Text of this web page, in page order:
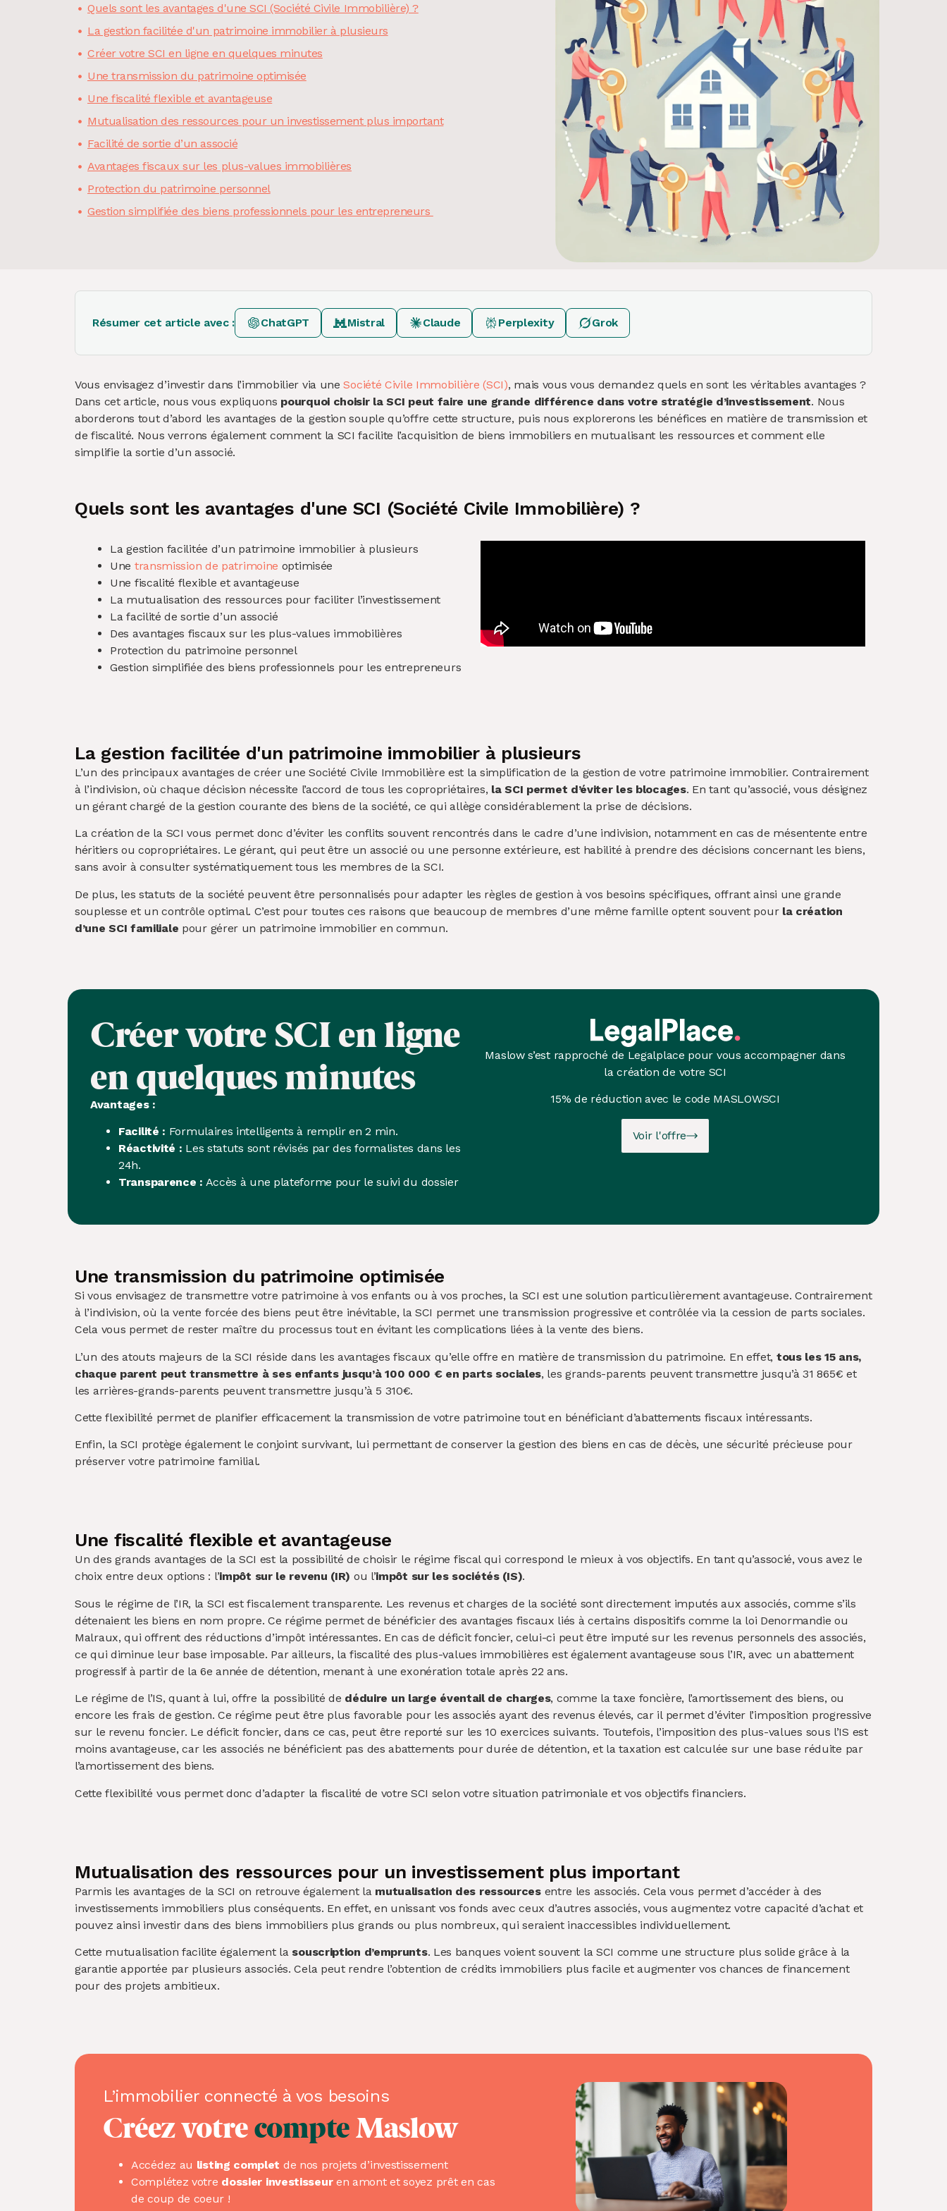
Quels sont les avantages d'une SCI (Société Civile Immobilière) ?
La gestion facilitée d'un patrimoine immobilier à plusieurs
Créer votre SCI en ligne en quelques minutes
Une transmission du patrimoine optimisée
Une fiscalité flexible et avantageuse
Mutualisation des ressources pour un investissement plus important
Facilité de sortie d’un associé
Avantages fiscaux sur les plus-values immobilières
Protection du patrimoine personnel
Gestion simplifiée des biens professionnels pour les entrepreneurs
Résumer cet article avec : ChatGPT Mistral Claude Perplexity Grok
Vous envisagez d’investir dans l’immobilier via uneSociété Civile Immobilière (SCI), mais vous vous demandez quels en sont les véritables avantages ?
Dans cet article, nous vous expliquons pourquoi choisir la SCI peut faire une grande différence dans votre stratégie d’investissement. Nous
aborderons tout d’abord les avantages de la gestion souple qu’offre cette structure, puis nous explorerons les bénéfices en matière de transmission et
de fiscalité. Nous verrons également comment la SCI facilite l’acquisition de biens immobiliers en mutualisant les ressources et comment elle
simplifie la sortie d’un associé.
Quels sont les avantages d'une SCI (Société Civile Immobilière) ?
La gestion facilitée d’un patrimoine immobilier à plusieurs
Une transmission de patrimoine optimisée
Une fiscalité flexible et avantageuse
La mutualisation des ressources pour faciliter l’investissement
La facilité de sortie d’un associé
Des avantages fiscaux sur les plus-values immobilières
Protection du patrimoine personnel
Gestion simplifiée des biens professionnels pour les entrepreneurs
La gestion facilitée d'un patrimoine immobilier à plusieurs
L’un des principaux avantages de créer une Société Civile Immobilière est la simplification de la gestion de votre patrimoine immobilier. Contrairement
à l’indivision, où chaque décision nécessite l’accord de tous les copropriétaires, la SCI permet d’éviter les blocages. En tant qu’associé, vous désignez
un gérant chargé de la gestion courante des biens de la société, ce qui allège considérablement la prise de décisions.
La création de la SCI vous permet donc d’éviter les conflits souvent rencontrés dans le cadre d’une indivision, notamment en cas de mésentente entre
héritiers ou copropriétaires. Le gérant, qui peut être un associé ou une personne extérieure, est habilité à prendre des décisions concernant les biens,
sans avoir à consulter systématiquement tous les membres de la SCI.
De plus, les statuts de la société peuvent être personnalisés pour adapter les règles de gestion à vos besoins spécifiques, offrant ainsi une grande
souplesse et un contrôle optimal. C’est pour toutes ces raisons que beaucoup de membres d’une même famille optent souvent pour la création
d’une SCI familiale pour gérer un patrimoine immobilier en commun.
Créer votre SCIen ligne
en quelques minutes
Avantages :
Facilité : Formulaires intelligents à remplir en 2 min.
Réactivité : Les statuts sont révisés par des formalistes dans les
24h.
Transparence : Accès à une plateforme pour le suivi du dossier
Maslow s’est rapproché de Legalplace pour vous accompagner dans
la création de votre SCI
15% de réduction avec le code MASLOWSCI
Voir l'offre
Une transmission du patrimoine optimisée
Si vous envisagez de transmettre votre patrimoine à vos enfants ou à vos proches, la SCI est une solution particulièrement avantageuse. Contrairement
à l’indivision, où la vente forcée des biens peut être inévitable, la SCI permet une transmission progressive et contrôlée via la cession de parts sociales.
Cela vous permet de rester maître du processus tout en évitant les complications liées à la vente des biens.
L’un des atouts majeurs de la SCI réside dans les avantages fiscaux qu’elle offre en matière de transmission du patrimoine. En effet, tous les 15 ans,
chaque parent peut transmettre à ses enfants jusqu’à 100 000 € en parts sociales, les grands-parents peuvent transmettre jusqu’à 31 865€ et
les arrières-grands-parents peuvent transmettre jusqu’à 5 310€.
Cette flexibilité permet de planifier efficacement la transmission de votre patrimoine tout en bénéficiant d’abattements fiscaux intéressants.
Enfin, la SCI protège également le conjoint survivant, lui permettant de conserver la gestion des biens en cas de décès, une sécurité précieuse pour
préserver votre patrimoine familial.
Une fiscalité flexible et avantageuse
Un des grands avantages de la SCI est la possibilité de choisir le régime fiscal qui correspond le mieux à vos objectifs. En tant qu’associé, vous avez le
choix entre deux options : l’impôt sur le revenu (IR) ou l’impôt sur les sociétés (IS).
Sous le régime de l’IR, la SCI est fiscalement transparente. Les revenus et charges de la société sont directement imputés aux associés, comme s’ils
détenaient les biens en nom propre. Ce régime permet de bénéficier des avantages fiscaux liés à certains dispositifs comme la loi Denormandie ou
Malraux, qui offrent des réductions d’impôt intéressantes. En cas de déficit foncier, celui-ci peut être imputé sur les revenus personnels des associés,
ce qui diminue leur base imposable. Par ailleurs, la fiscalité des plus-values immobilières est également avantageuse sous l’IR, avec un abattement
progressif à partir de la 6e année de détention, menant à une exonération totale après 22 ans.
Le régime de l’IS, quant à lui, offre la possibilité de déduire un large éventail de charges, comme la taxe foncière, l’amortissement des biens, ou
encore les frais de gestion. Ce régime peut être plus favorable pour les associés ayant des revenus élevés, car il permet d’éviter l’imposition progressive
sur le revenu foncier. Le déficit foncier, dans ce cas, peut être reporté sur les 10 exercices suivants. Toutefois, l’imposition des plus-values sous l’IS est
moins avantageuse, car les associés ne bénéficient pas des abattements pour durée de détention, et la taxation est calculée sur une base réduite par
l’amortissement des biens.
Cette flexibilité vous permet donc d’adapter la fiscalité de votre SCI selon votre situation patrimoniale et vos objectifs financiers.
Mutualisation des ressources pour un investissement plus important
Parmis les avantages de la SCI on retrouve également la mutualisation des ressourcesentre les associés. Cela vous permet d’accéder à des
investissements immobiliers plus conséquents. En effet, en unissant vos fonds avec ceux d’autres associés, vous augmentez votre capacité d’achat et
pouvez ainsi investir dans des biens immobiliers plus grands ou plus nombreux, qui seraient inaccessibles individuellement.
Cette mutualisation facilite également la souscription d’emprunts. Les banques voient souvent la SCI comme une structure plus solide grâce à la
garantie apportée par plusieurs associés. Cela peut rendre l’obtention de crédits immobiliers plus facile et augmenter vos chances de financement
pour des projets ambitieux.
L’immobilier connecté à vos besoins
Créez votrecompteMaslow
Accédez au listing complet de nos projets d’investissement
Complétez votre dossier investisseuren amont et soyez prêt en cas
de coup de coeur !